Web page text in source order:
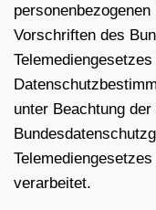
Vorschriften des
unter Beachtung
verarbeitet.